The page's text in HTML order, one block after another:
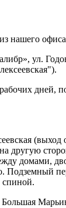
нашего
ул.
дней,
(выход
другую
домами,
Подземный
спиной.